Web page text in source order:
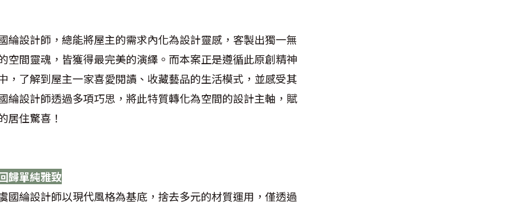
綸設計師，總能將屋主的需求內化為設計靈感，客製出獨一無
空間靈魂，皆獲得最完美的演繹。而本案正是遵循此原創精神
，了解到屋主一家喜愛閱讀、收藏藝品的生活模式，並感受其
綸設計師透過多項巧思，將此特質轉化為空間的設計主軸，賦
居住驚喜！
歸單純雅致
國綸設計師以現代風格為基底，捨去多元的材質運用，僅透過